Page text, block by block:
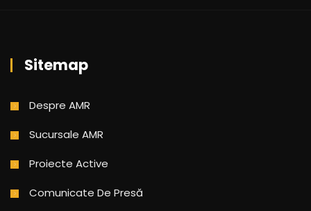
Sitemap
Despre AMR
Sucursale AMR
Proiecte Active
Comunicate De Presă